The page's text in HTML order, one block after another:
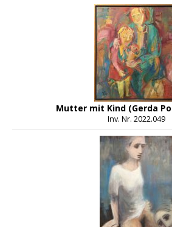
Mutter mit Kind (Gerda
Inv. Nr. 2022.049